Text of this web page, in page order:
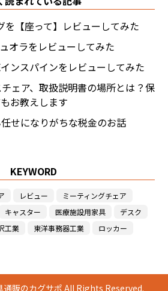
を【座って】レビューしてみた
オラをレビューしてみた
ンスパインをレビューしてみた
ェア、取扱説明書の場所とは？保
お教えします
せになりがちな税金のお話
KEYWORD
レビュー
ミーティングチェア
キャスター 医療施設用家具
デスク
工業 東洋事務器工業 ロッカー
販のカグサポ All Rights Reserved.